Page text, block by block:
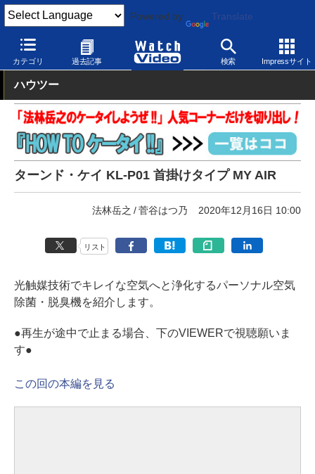
Powered by Translate
カテゴリ 過去記事 検索 Impressサイト
Watch Video 電化製品・雑貨 電化製品
ハウツー
ターンド・ケイ KL-P01 首掛けタイプ MY AIR
法林岳之 菅谷はつ乃 2020年12月16日 10:00
リスト
光触媒技術でキレイな空気へと浄化するパーソナル空気
除菌・脱臭機を紹介します。
●再生が途中で止まる場合、下のVIEWERで視聴願いま
す●
この回の本編を見る